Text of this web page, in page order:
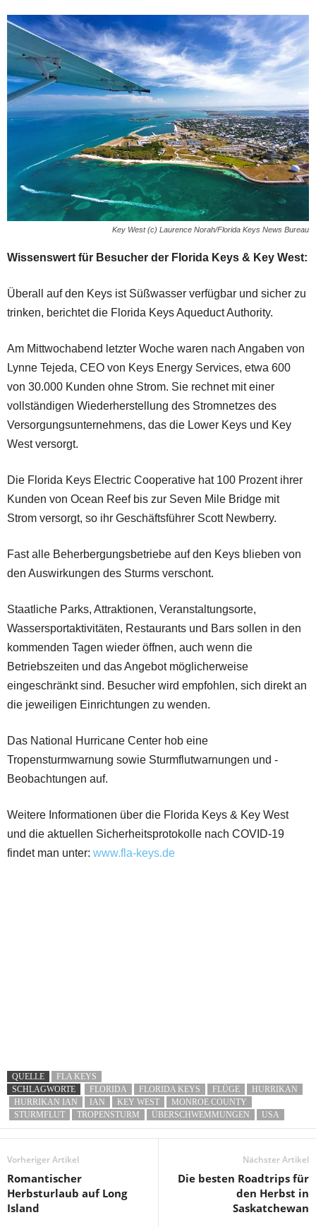
Key West (c) Laurence Norah/Florida Keys News Bureau
Wissenswert für Besucher der Florida Keys & Key West:
Überall auf den Keys ist Süßwasser verfügbar und sicher zu
trinken, berichtet die Florida Keys Aqueduct Authority.
Am Mittwochabend letzter Woche waren nach Angaben von
Lynne Tejeda, CEO von Keys Energy Services, etwa 600
von 30.000 Kunden ohne Strom. Sie rechnet mit einer
vollständigen Wiederherstellung des Stromnetzes des
Versorgungsunternehmens, das die Lower Keys und Key
West versorgt.
Die Florida Keys Electric Cooperative hat 100 Prozent ihrer
Kunden von Ocean Reef bis zur Seven Mile Bridge mit
Strom versorgt, so ihr Geschäftsführer Scott Newberry.
Fast alle Beherbergungsbetriebe auf den Keys blieben von
den Auswirkungen des Sturms verschont.
Staatliche Parks, Attraktionen, Veranstaltungsorte,
Wassersportaktivitäten, Restaurants und Bars sollen in den
kommenden Tagen wieder öffnen, auch wenn die
Betriebszeiten und das Angebot möglicherweise
eingeschränkt sind. Besucher wird empfohlen, sich direkt an
die jeweiligen Einrichtungen zu wenden.
Das National Hurricane Center hob eine
Tropensturmwarnung sowie Sturmflutwarnungen und -
Beobachtungen auf.
Weitere Informationen über die Florida Keys & Key West
und die aktuellen Sicherheitsprotokolle nach COVID-19
findet man unter: www.fla-keys.de
QUELLE
FLA KEYS
SCHLAGWORTE
FLORIDA FLORIDA KEYS FLÜGE
HURRIKAN
HURRIKAN IAN
IAN KEY WEST
MONROE COUNTY
STURMFLUT
TROPENSTURM ÜBERSCHWEMMUNGEN USA
Vorheriger Artikel
Romantischer
Herbsturlaub auf Long
Island
Nächster Artikel
Die besten Roadtrips für
den Herbst in
Saskatchewan